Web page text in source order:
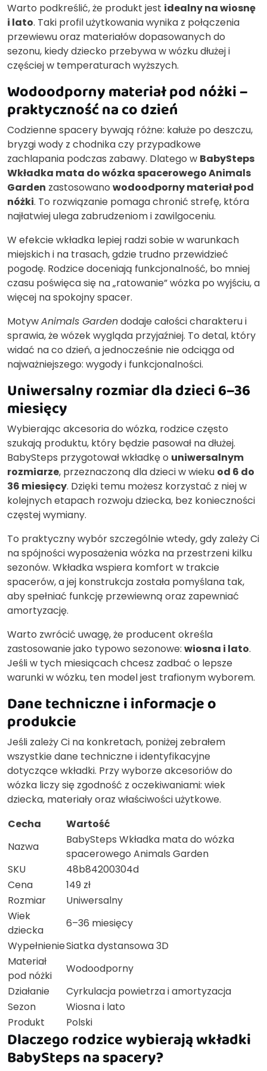
Warto podkreślić, że produkt jest idealny na wiosnę
i lato. Taki profil użytkowania wynika z połączenia
przewiewu oraz materiałów dopasowanych do
sezonu, kiedy dziecko przebywa w wózku dłużej i
częściej w temperaturach wyższych.
Wodoodporny materiał pod nóżki –
praktyczność na co dzień
Codzienne spacery bywają różne: kałuże po deszczu,
bryzgi wody z chodnika czy przypadkowe
zachlapania podczas zabawy. Dlatego w BabySteps
Wkładka mata do wózka spacerowego Animals
Garden zastosowano wodoodporny materiał pod
nóżki. To rozwiązanie pomaga chronić strefę, która
najłatwiej ulega zabrudzeniom i zawilgoceniu.
W efekcie wkładka lepiej radzi sobie w warunkach
miejskich i na trasach, gdzie trudno przewidzieć
pogodę. Rodzice doceniają funkcjonalność, bo mniej
czasu poświęca się na „ratowanie” wózka po wyjściu, a
więcej na spokojny spacer.
MotywAnimals Gardendodaje całości charakteru i
sprawia, że wózek wygląda przyjaźniej. To detal, który
widać na co dzień, a jednocześnie nie odciąga od
najważniejszego: wygody i funkcjonalności.
Uniwersalny rozmiar dla dzieci 6–36
miesięcy
Wybierając akcesoria do wózka, rodzice często
szukają produktu, który będzie pasował na dłużej.
BabySteps przygotował wkładkę o uniwersalnym
rozmiarze, przeznaczoną dla dzieci w wieku od 6 do
36 miesięcy. Dzięki temu możesz korzystać z niej w
kolejnych etapach rozwoju dziecka, bez konieczności
częstej wymiany.
To praktyczny wybór szczególnie wtedy, gdy zależy Ci
na spójności wyposażenia wózka na przestrzeni kilku
sezonów. Wkładka wspiera komfort w trakcie
spacerów, a jej konstrukcja została pomyślana tak,
aby spełniać funkcję przewiewną oraz zapewniać
amortyzację.
Warto zwrócić uwagę, że producent określa
zastosowanie jako typowo sezonowe: wiosna i lato.
Jeśli w tych miesiącach chcesz zadbać o lepsze
warunki w wózku, ten model jest trafionym wyborem.
Dane techniczne i informacje o
produkcie
Jeśli zależy Ci na konkretach, poniżej zebrałem
wszystkie dane techniczne i identyfikacyjne
dotyczące wkładki. Przy wyborze akcesoriów do
wózka liczy się zgodność z oczekiwaniami: wiek
dziecka, materiały oraz właściwości użytkowe.
Cecha
Wartość
Nazwa
BabySteps Wkładka mata do wózka
spacerowego Animals Garden
SKU
48b84200304d
Cena
149 zł
Rozmiar
Uniwersalny
Wiek
dziecka
6–36 miesięcy
WypełnienieSiatka dystansowa 3D
Materiał
pod nóżki
Wodoodporny
Działanie
Cyrkulacja powietrza i amortyzacja
Sezon
Wiosna i lato
Produkt
Polski
Dlaczego rodzice wybierają wkładki
BabySteps na spacery?